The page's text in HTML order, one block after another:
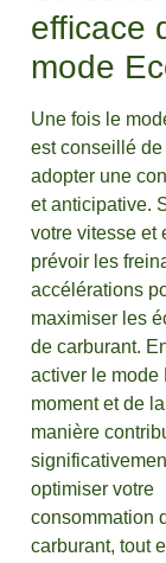
efficace
mode
Une fois le
est conseillé
adopter une
et anticipative.
votre vitesse et
prévoir les
accélérations
maximiser les
de carburant.
activer le mode
moment et de
manière
optimiser votre
consommation
carburant, tout